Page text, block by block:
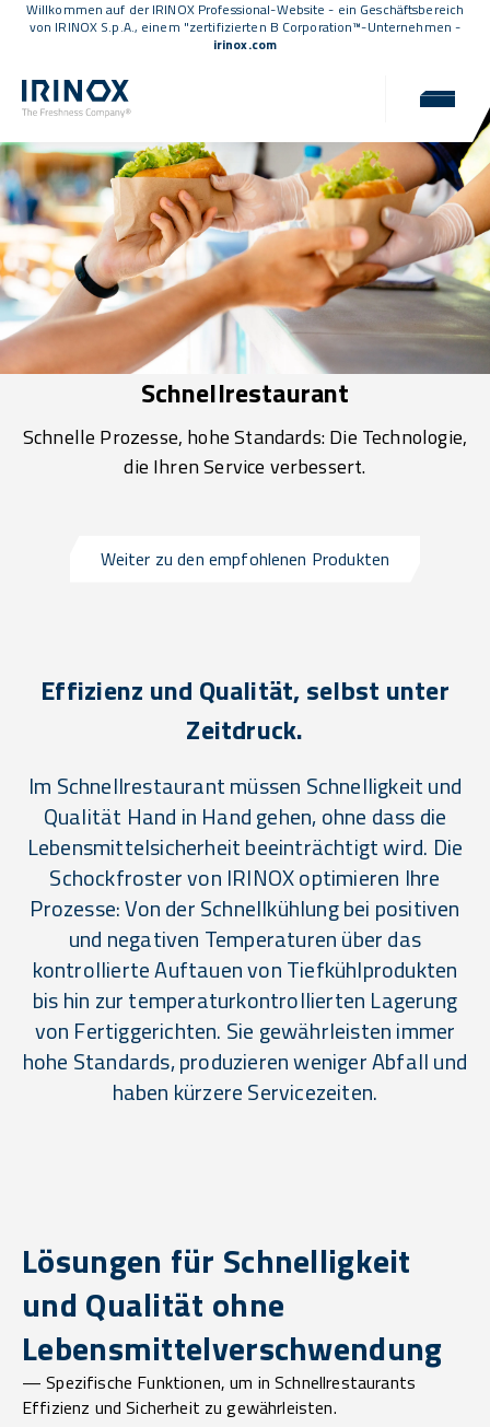
Willkommen auf der IRINOX Professional-Website - ein Geschäftsbereich
von IRINOX S.p.A., einem "zertifizierten B Corporation™-Unternehmen -
irinox.com
Schnellrestaurant
Schnelle Prozesse, hohe Standards: Die Technologie,
die Ihren Service verbessert.
Weiter zu den empfohlenen Produkten
Effizienz und Qualität, selbst unter
Zeitdruck.
Im Schnellrestaurant müssen Schnelligkeit und
Qualität Hand in Hand gehen, ohne dass die
Lebensmittelsicherheit beeinträchtigt wird. Die
Schockfroster von IRINOX optimieren Ihre
Prozesse: Von der Schnellkühlung bei positiven
und negativen Temperaturen über das
kontrollierte Auftauen von Tiefkühlprodukten
bis hin zur temperaturkontrollierten Lagerung
von Fertiggerichten. Sie gewährleisten immer
hohe Standards, produzieren weniger Abfall und
haben kürzere Servicezeiten.
Lösungen für Schnelligkeit
und Qualität ohne
Lebensmittelverschwendung
— Spezifische Funktionen, um in Schnellrestaurants
Effizienz und Sicherheit zu gewährleisten.